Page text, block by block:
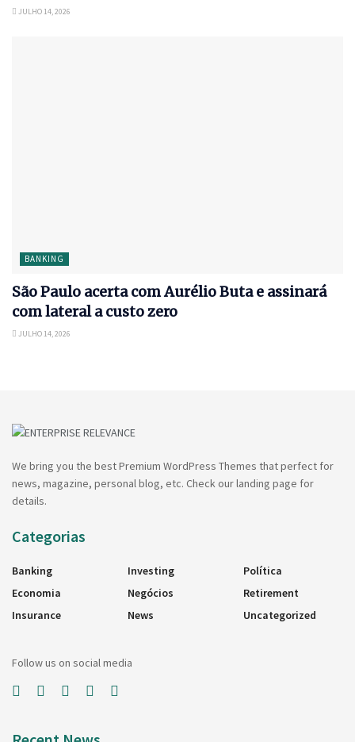
JULHO 14, 2026
BANKING
São Paulo acerta com Aurélio Buta e assinará
com lateral a custo zero
JULHO 14, 2026
We bring you the best Premium WordPress Themes that perfect for
news, magazine, personal blog, etc. Check our landing page for
details.
Categorias
Banking
Economia
Insurance
Investing
Negócios
News
Política
Retirement
Uncategorized
Follow us on social media